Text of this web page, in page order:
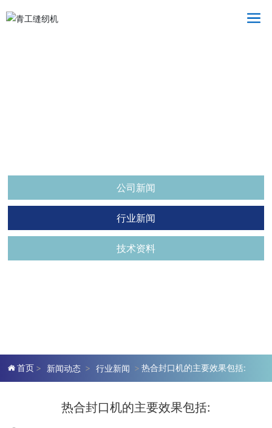
公司新闻
行业新闻
技术资料
首页 新闻动态 行业新闻 热合封口机的主要效果包括:
热合封口机的主要效果包括: